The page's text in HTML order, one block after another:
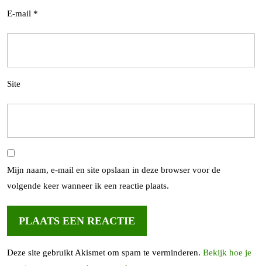
E-mail *
Site
Mijn naam, e-mail en site opslaan in deze browser voor de
volgende keer wanneer ik een reactie plaats.
Deze site gebruikt Akismet om spam te verminderen. Bekijk hoe je